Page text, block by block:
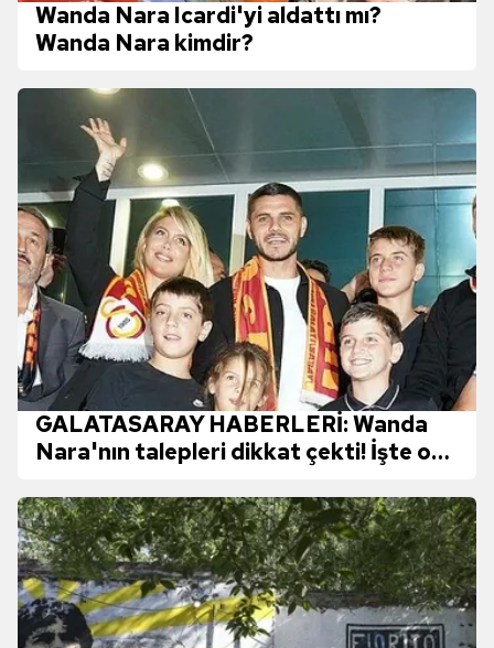
Wanda Nara Icardi'yi aldattı mı?
Wanda Nara kimdir?
GALATASARAY HABERLERİ: Wanda
Nara'nın talepleri dikkat çekti! İşte o